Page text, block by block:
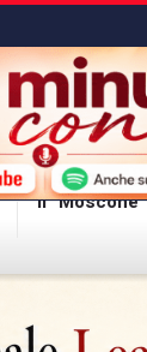
Il “Moscone”